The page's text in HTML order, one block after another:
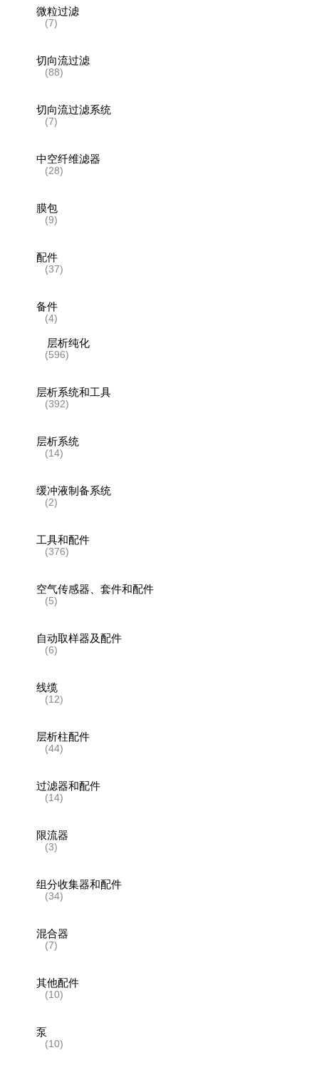
微粒过滤
(7)
切向流过滤
(88)
切向流过滤系统
(7)
中空纤维滤器
(28)
膜包
(9)
配件
(37)
备件
(4)
层析纯化
(596)
层析系统和工具
(392)
层析系统
(14)
缓冲液制备系统
(2)
工具和配件
(376)
空气传感器、套件和配件
(5)
自动取样器及配件
(6)
线缆
(12)
层析柱配件
(44)
过滤器和配件
(14)
限流器
(3)
组分收集器和配件
(34)
混合器
(7)
其他配件
(10)
泵
(10)